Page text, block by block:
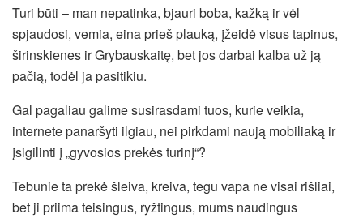
Turi būti – man nepatinka, bjauri boba, kažką ir vėl
spjaudosi, vemia, eina prieš plauką, įžeidė visus tapinus,
širinskienes ir Grybauskaitę, bet jos darbai kalba už ją
pačią, todėl ja pasitikiu.
Gal pagaliau galime susirasdami tuos, kurie veikia,
internete panaršyti ilgiau, nei pirkdami naują mobiliaką ir
įsigilinti į „gyvosios prekės turinį“?
Tebunie ta prekė šleiva, kreiva, tegu vapa ne visai rišliai,
bet ji priima teisingus, ryžtingus, mums naudingus